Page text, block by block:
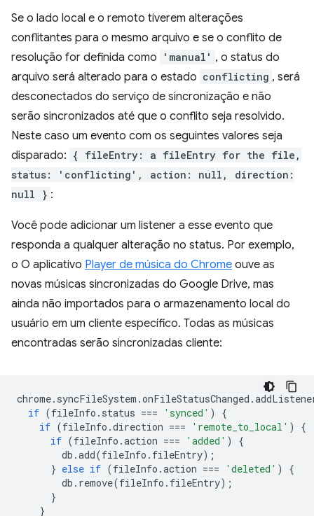
Se o lado local e o remoto tiverem alterações
conflitantes para o mesmo arquivo e se o conflito de
resolução for definida como
'manual' , o status do
arquivo será alterado para o estado conflicting , será
desconectados do serviço de sincronização e não
serão sincronizados até que o conflito seja resolvido.
Neste caso um evento com os seguintes valores seja
disparado: { fileEntry: a fileEntry for the file,
status: 'conflicting', action: null, direction:
null } :
Você pode adicionar um listener a esse evento que
responda a qualquer alteração no status. Por exemplo,
o O aplicativo Player de música do Chrome ouve as
novas músicas sincronizadas do Google Drive, mas
ainda não importados para o armazenamento local do
usuário em um cliente específico. Todas as músicas
encontradas serão sincronizadas cliente:
chrome. syncFileSystem .onFileStatusChanged .
if (fileInfo . status === 'synced' )
{
if (fileInfo .direction === 'remote_to_local' )
{
if (fileInfo .action === 'added' )
{
db .add(fileInfo . fileEntry);
} else if (fileInfo .action === 'deleted' )
{
db . remove(fileInfo . fileEntry);
}
}